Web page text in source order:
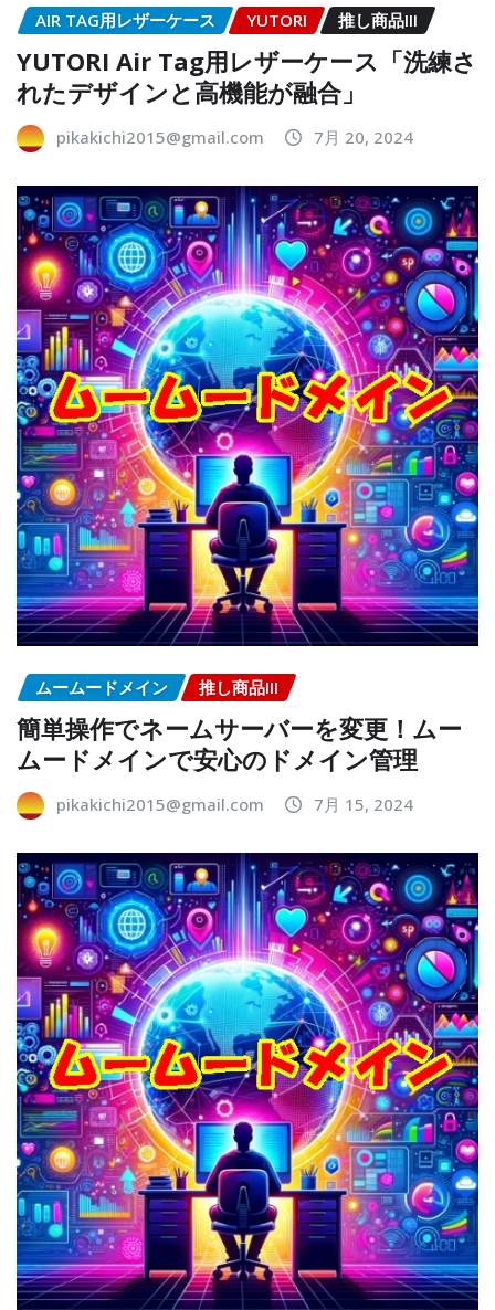
AIR TAG用レザーケース YUTORI 推し商品III
YUTORI Air Tag用レザーケース「洗練さ
れたデザインと高機能が融合」
pikakichi2015@gmail.com 7月 20, 2024
ムームードメイン 推し商品III
簡単操作でネームサーバーを変更！ムー
ムードメインで安心のドメイン管理
pikakichi2015@gmail.com 7月 15, 2024